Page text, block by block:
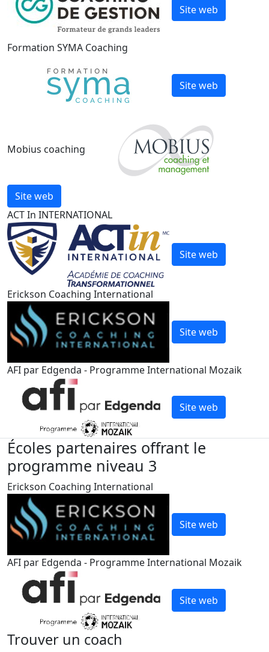
Site web
Formation SYMA Coaching
Site web
Mobius coaching
Site web
ACT In INTERNATIONAL
Site web
Erickson Coaching International
Site web
AFI par Edgenda - Programme International Mozaik
Site web
Écoles partenaires offrant le
programme niveau 3
Erickson Coaching International
Site web
AFI par Edgenda - Programme International Mozaik
Site web
Trouver un coach